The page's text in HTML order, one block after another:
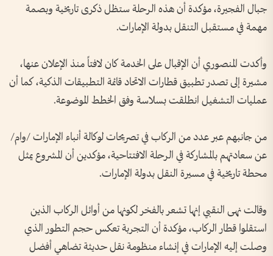
جبال الفجيرة، مؤكدة أن هذه الرحلة ستظل ذكرى تاريخية وبصمة
مهمة في مستقبل التنقل بدولة الإمارات.
وأكدت المنصوري أن الإقبال على الخدمة كان لافتاً منذ الإعلان عنها،
مشيرة إلى تصدر تطبيق قطارات الاتحاد قائمة التطبيقات الذكية، كما أن
عمليات التشغيل انطلقت بسلاسة وفق الخطط الموضوعة.
من جانبهم عبر عدد من الركاب في تصريحات لوكالة أنباء الإمارات /وام/
عن سعادتهم بالمشاركة في الرحلة الافتتاحية، مؤكدين أن المشروع يمثل
محطة تاريخية في مسيرة النقل بدولة الإمارات.
وقالت نهى النقبي إنها تشعر بالفخر لكونها من أوائل الركاب الذين
استقلوا قطار الركاب، مؤكدة أن التجربة تعكس حجم التطور الذي
وصلت إليه الإمارات في إنشاء منظومة نقل حديثة تضاهي أفضل